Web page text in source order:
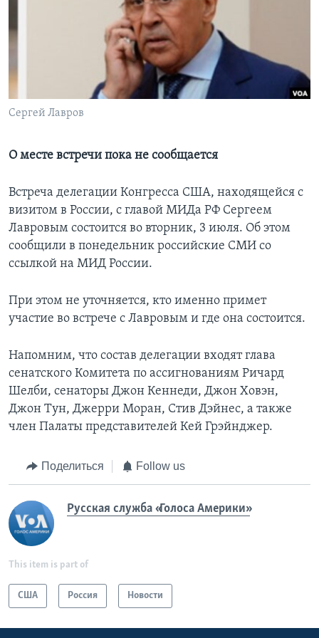
Сергей Лавров
О месте встречи пока не сообщается
Встреча делегации Конгресса США, находящейся с
визитом в России, с главой МИДа РФ Сергеем
Лавровым состоится во вторник, 3 июля. Об этом
сообщили в понедельник российские СМИ со
ссылкой на МИД России.
При этом не уточняется, кто именно примет
участие во встрече с Лавровым и где она состоится.
Напомним, что состав делегации входят глава
сенатского Комитета по ассигнованиям Ричард
Шелби, сенаторы Джон Кеннеди, Джон Ховэн,
Джон Тун, Джерри Моран, Стив Дэйнес, а также
член Палаты представителей Кей Грэйнджер.
Поделиться Follow us
Русская служба «Голоса Америки»
This item is part of
США Россия Новости